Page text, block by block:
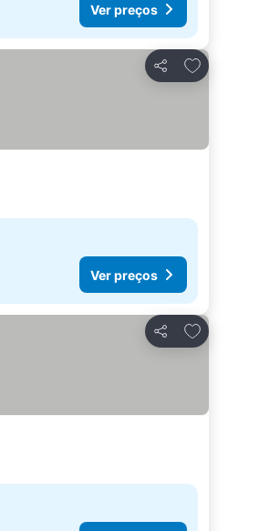
Ver preços
Partilhar
Adicionar
Ver preços
Partilhar
Adicionar